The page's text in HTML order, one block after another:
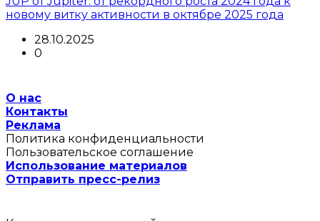
новому витку активности в октябре 2025 года
28.10.2025
0
О нас
Контакты
Реклама
Политика конфиденциальности
Пользовательское соглашение
Использование материалов
Отправить пресс-релиз